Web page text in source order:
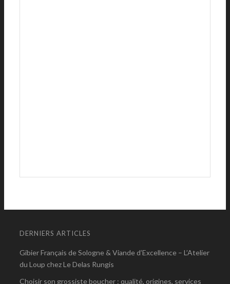
DERNIERS ARTICLES
Gibier Français de Sologne & Viande d’Excellence – L’Atelier
du Loup chez Le Delas Rungis
Choisir son grossiste boucher : qualité, origines, services